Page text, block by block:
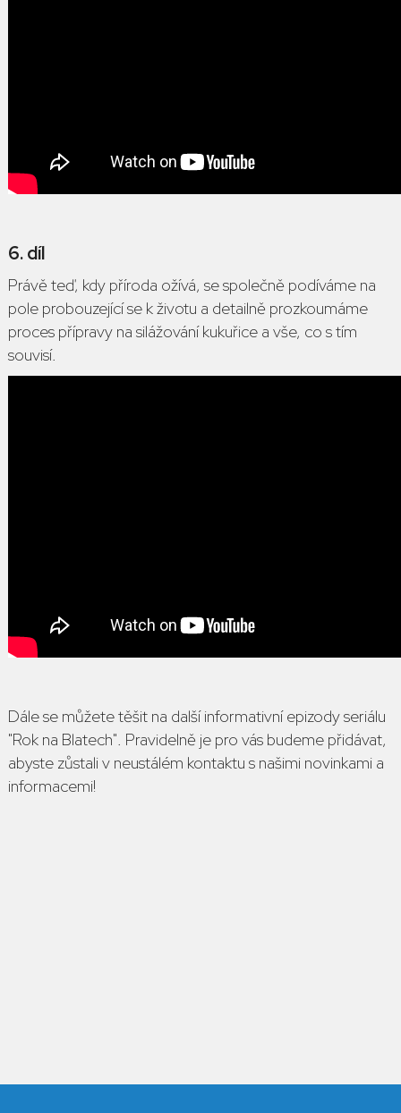
6. díl
Právě teď, kdy příroda ožívá, se společně podíváme na
pole probouzející se k životu a detailně prozkoumáme
proces přípravy na silážování kukuřice a vše, co s tím
souvisí.
Dále se můžete těšit na další informativní epizody seriálu
"Rok na Blatech". Pravidelně je pro vás budeme přidávat,
abyste zůstali v neustálém kontaktu s našimi novinkami a
informacemi!